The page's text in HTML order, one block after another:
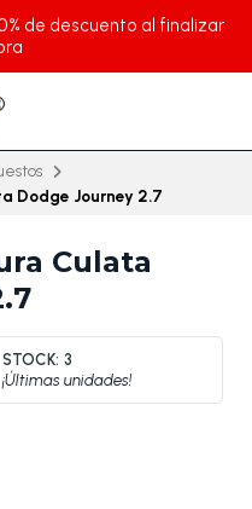
de descuento al finalizar
Dodge Journey 2.7
Culata
STOCK: 3
¡Últimas unidades!